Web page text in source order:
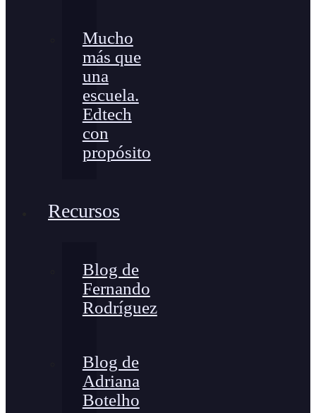
Mucho
más que
una
escuela.
Edtech
con
propósito
Recursos
Blog de
Fernando
Rodríguez
Blog de
Adriana
Botelho